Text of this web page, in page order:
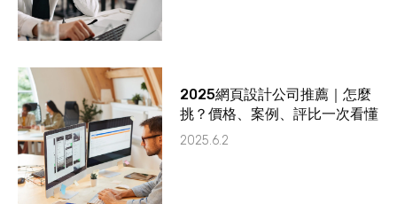
2025網頁設計公司推薦｜怎麼
挑？價格、案例、評比一次看懂
2025.6.2